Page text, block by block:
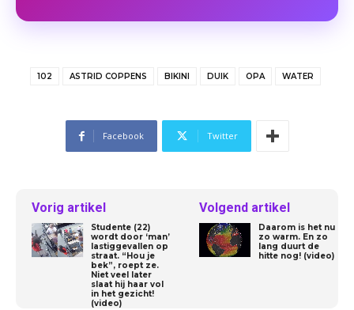
102 ASTRID COPPENS BIKINI DUIK OPA WATER
Facebook Twitter
Vorig artikel
Studente (22)
wordt door ‘man’
lastiggevallen op
straat. “Hou je
bek”, roept ze.
Niet veel later
slaat hij haar vol
in het gezicht!
(video)
Volgend artikel
Daarom is het nu
zo warm. En zo
lang duurt de
hitte nog! (video)